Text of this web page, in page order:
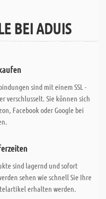
BEI ADUIS
sind mit einem SSL -
verschlusselt. Sie können sich
Facebook oder Google bei
sind lagernd und sofort
sehen wie schnell Sie Ihre
erhalten werden.